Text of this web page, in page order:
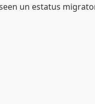
un estatus